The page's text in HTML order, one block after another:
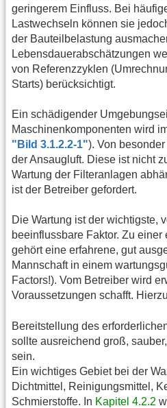
geringerem Einfluss. Bei
Lastwechseln können sie
der Bauteilbelastung
Lebensdauerabschätzungen
von Referenzzyklen
Starts) berücksichtigt.
Ein schädigender
Maschinenkomponenten wird
"Bild 3.1.2.2-1"). Von
der Ansaugluft. Diese ist nicht
Wartung der Filteranlagen
ist der Betreiber gefordert.
Die Wartung ist der wichtigste,
beeinflussbare Faktor. Zu einer
gehört eine erfahrene, gut
Mannschaft in einem
Factors!). Vom Betreiber wird
Voraussetzungen schafft.
Bereitstellung des
sollte ausreichend groß,
sein.
Ein wichtiges Gebiet bei der
Dichtmittel, Reinigungsmittel,
Schmierstoffe. In Kapitel 4.2.2